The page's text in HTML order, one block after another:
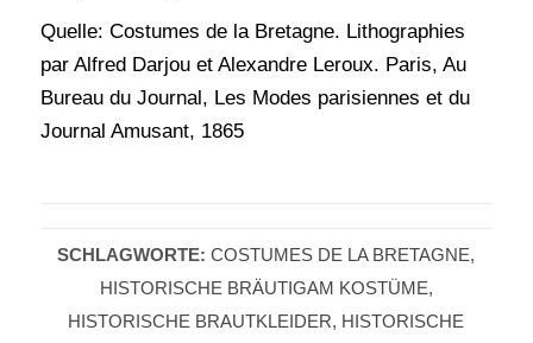
Quelle: Costumes de la Bretagne. Lithographies
par Alfred Darjou et Alexandre Leroux. Paris, Au
Bureau du Journal, Les Modes parisiennes et du
Journal Amusant, 1865
SCHLAGWORTE: COSTUMES DE LA BRETAGNE,
HISTORISCHE BRÄUTIGAM KOSTÜME,
HISTORISCHE BRAUTKLEIDER, HISTORISCHE